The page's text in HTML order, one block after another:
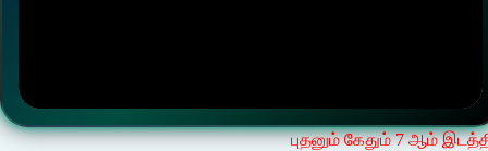
புதனும் கேதும் 7 ஆம்